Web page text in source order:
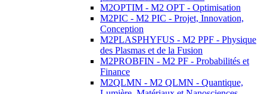
M2OPTIM - M2 OPT - Optimisation
M2PIC - M2 PIC - Projet, Innovation,
Conception
M2PLASPHYFUS - M2 PPF - Physique
des Plasmas et de la Fusion
M2PROBFIN - M2 PF - Probabilités et
Finance
M2QLMN - M2 QLMN - Quantique,